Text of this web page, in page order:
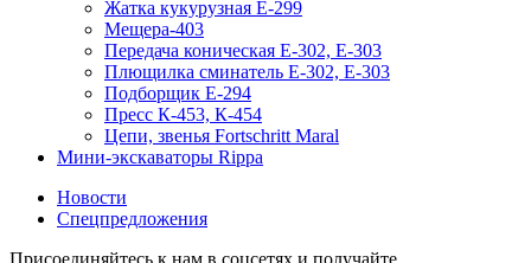
Жатка кукурузная Е-299
Мещера-403
Передача коническая Е-302, Е-303
Плющилка сминатель Е-302, Е-303
Подборщик Е-294
Пресс К-453, К-454
Цепи, звенья Fortschritt Maral
Мини-экскаваторы Rippa
Новости
Спецпредложения
Присоединяйтесь к нам в соцсетях и получайте